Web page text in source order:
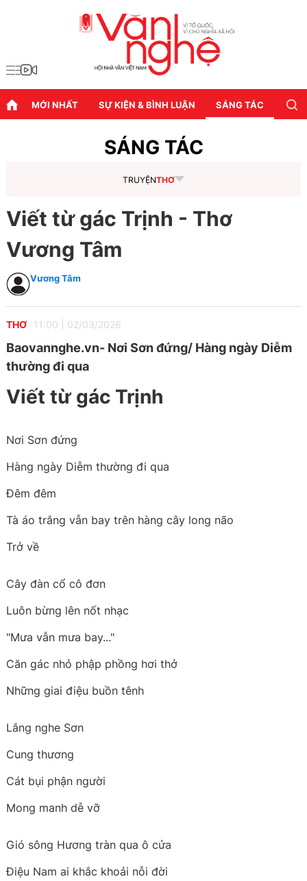
MỚI NHẤT SỰ KIỆN & BÌNH LUẬN SÁNG TÁC
SÁNG TÁC
TRUYỆNTHƠ
Viết từ gác Trịnh - Thơ
Vương Tâm
Vương Tâm
THƠ 11:00 02/03/2026
Baovannghe.vn- Nơi Sơn đứng/ Hàng ngày Diễm
thường đi qua
Viết từ gác Trịnh
Nơi Sơn đứng
Hàng ngày Diễm thường đi qua
Đêm đêm
Tà áo trắng vẫn bay trên hàng cây long não
Trở về
Cây đàn cổ cô đơn
Luôn bừng lên nốt nhạc
"Mưa vẫn mưa bay..."
Căn gác nhỏ phập phồng hơi thở
Những giai điệu buồn tênh
Lắng nghe Sơn
Cung thương
Cát bụi phận người
Mong manh dễ vỡ
Gió sông Hương tràn qua ô cửa
Điệu Nam ai khắc khoải nỗi đời